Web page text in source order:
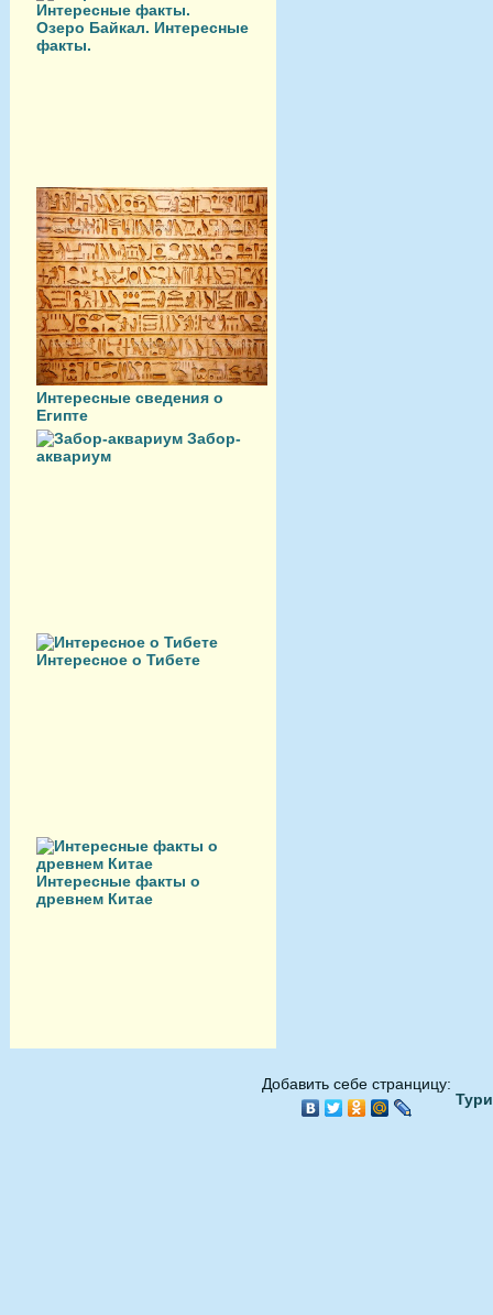
Озеро Байкал. Интересные
факты.
Интересные сведения о
Египте
Забор-
аквариум
Интересное о Тибете
Интересные факты о
древнем Китае
Добавить себе странцицу: